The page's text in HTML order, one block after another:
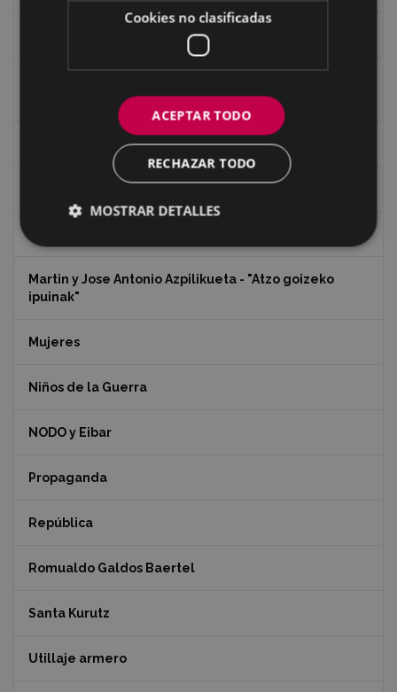
Ignacio Zuloaga (1870-2020)
Indalecio Ojanguren Diputación de Gipuzkoa
Martin y Jose Antonio Azpilikueta - "Atzo goizeko
ipuinak"
Mujeres
Niños de la Guerra
NODO y Eibar
Propaganda
República
Romualdo Galdos Baertel
Santa Kurutz
Utillaje armero
Cookies no clasificadas
ACEPTAR TODO
RECHAZAR TODO
MOSTRAR DETALLES